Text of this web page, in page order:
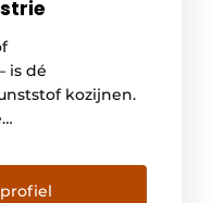
is dé
kozijnen.
Onze
kozijnen